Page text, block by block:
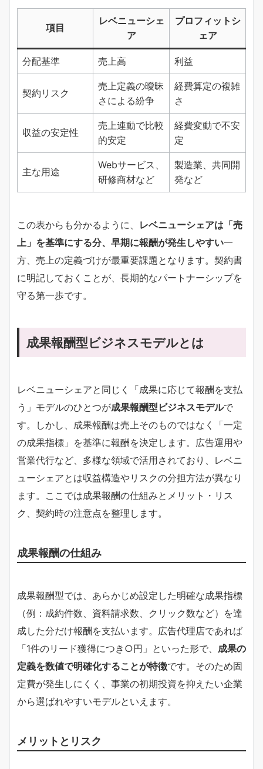
項目
レベニューシェ
ア
プロフィットシ
ェア
分配基準 売上高 利益
契約リスク
売上定義の曖昧
さによる紛争
経費算定の複雑
さ
収益の安定性
売上連動で比較
的安定
経費変動で不安
定
主な用途
Webサービス、
研修商材など
製造業、共同開
発など
この表からも分かるように、 レベニューシェアは「売
上」を基準にする分、早期に報酬が発生しやすい一
方、売上の定義づけが最重要課題となります。契約書
に明記しておくことが、長期的なパートナーシップを
守る第一歩です。
成果報酬型ビジネスモデルとは
レベニューシェアと同じく「成果に応じて報酬を支払
う」モデルのひとつが成果報酬型ビジネスモデルで
す。しかし、成果報酬は売上そのものではなく「一定
の成果指標」を基準に報酬を決定します。広告運用や
営業代行など、多様な領域で活用されており、レベニ
ューシェアとは収益構造やリスクの分担方法が異なり
ます。ここでは成果報酬の仕組みとメリット・リス
ク、契約時の注意点を整理します。
成果報酬の仕組み
成果報酬型では、あらかじめ設定した明確な成果指標
（例：成約件数、資料請求数、クリック数など）を達
成した分だけ報酬を支払います。広告代理店であれば
「1件のリード獲得につき○円」といった形で、 成果の
定義を数値で明確化することが特徴です。そのため固
定費が発生しにくく、事業の初期投資を抑えたい企業
から選ばれやすいモデルといえます。
メリットとリスク